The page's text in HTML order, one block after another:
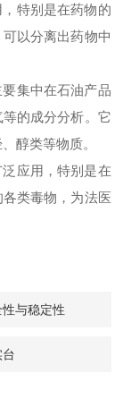
特别是在药物的
以分离出药物中
集中在石油产品
的成分分析。它
醇类等物质。
应用，特别是在
类毒物，为法医
与稳定性